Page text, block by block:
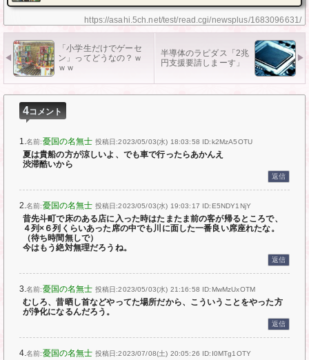
https://asahi.5ch.net/test/read.cgi/newsplus/1683096631/
「小学生だけでゲーセ
ン」ってどうなの？ｗ
ｗｗ
半導体のラピダス「2兆
円支援要請しまーす」
4コメント
1.名前:憂国の名無士 投稿日:2023/05/03(水) 18:03:58 ID:k2MzA5OTU
夏は貴船の方が涼しいよ、でも車で行ったらあかんえ
渋滞酷いから
返信
2.名前:憂国の名無士 投稿日:2023/05/03(水) 19:03:17 ID:E5NDY1NjY
昔先斗町で床のある店に入った時はたまたま前の客が帰るところで、
４列×６列くらいあった席の中でも川に面した一番良い席座れたな。
（待ち時間無しで）
今はもう絶対無理だろうね。
返信
3.名前:憂国の名無士 投稿日:2023/05/03(水) 21:16:58 ID:MwMzUxOTM
むしろ、昔晒し首などやってた場所だから、こういうことをやった方
が浄化になるんだろう。
返信
4.名前:憂国の名無士 投稿日:2023/07/08(土) 20:05:26 ID:I0MTg1OTY